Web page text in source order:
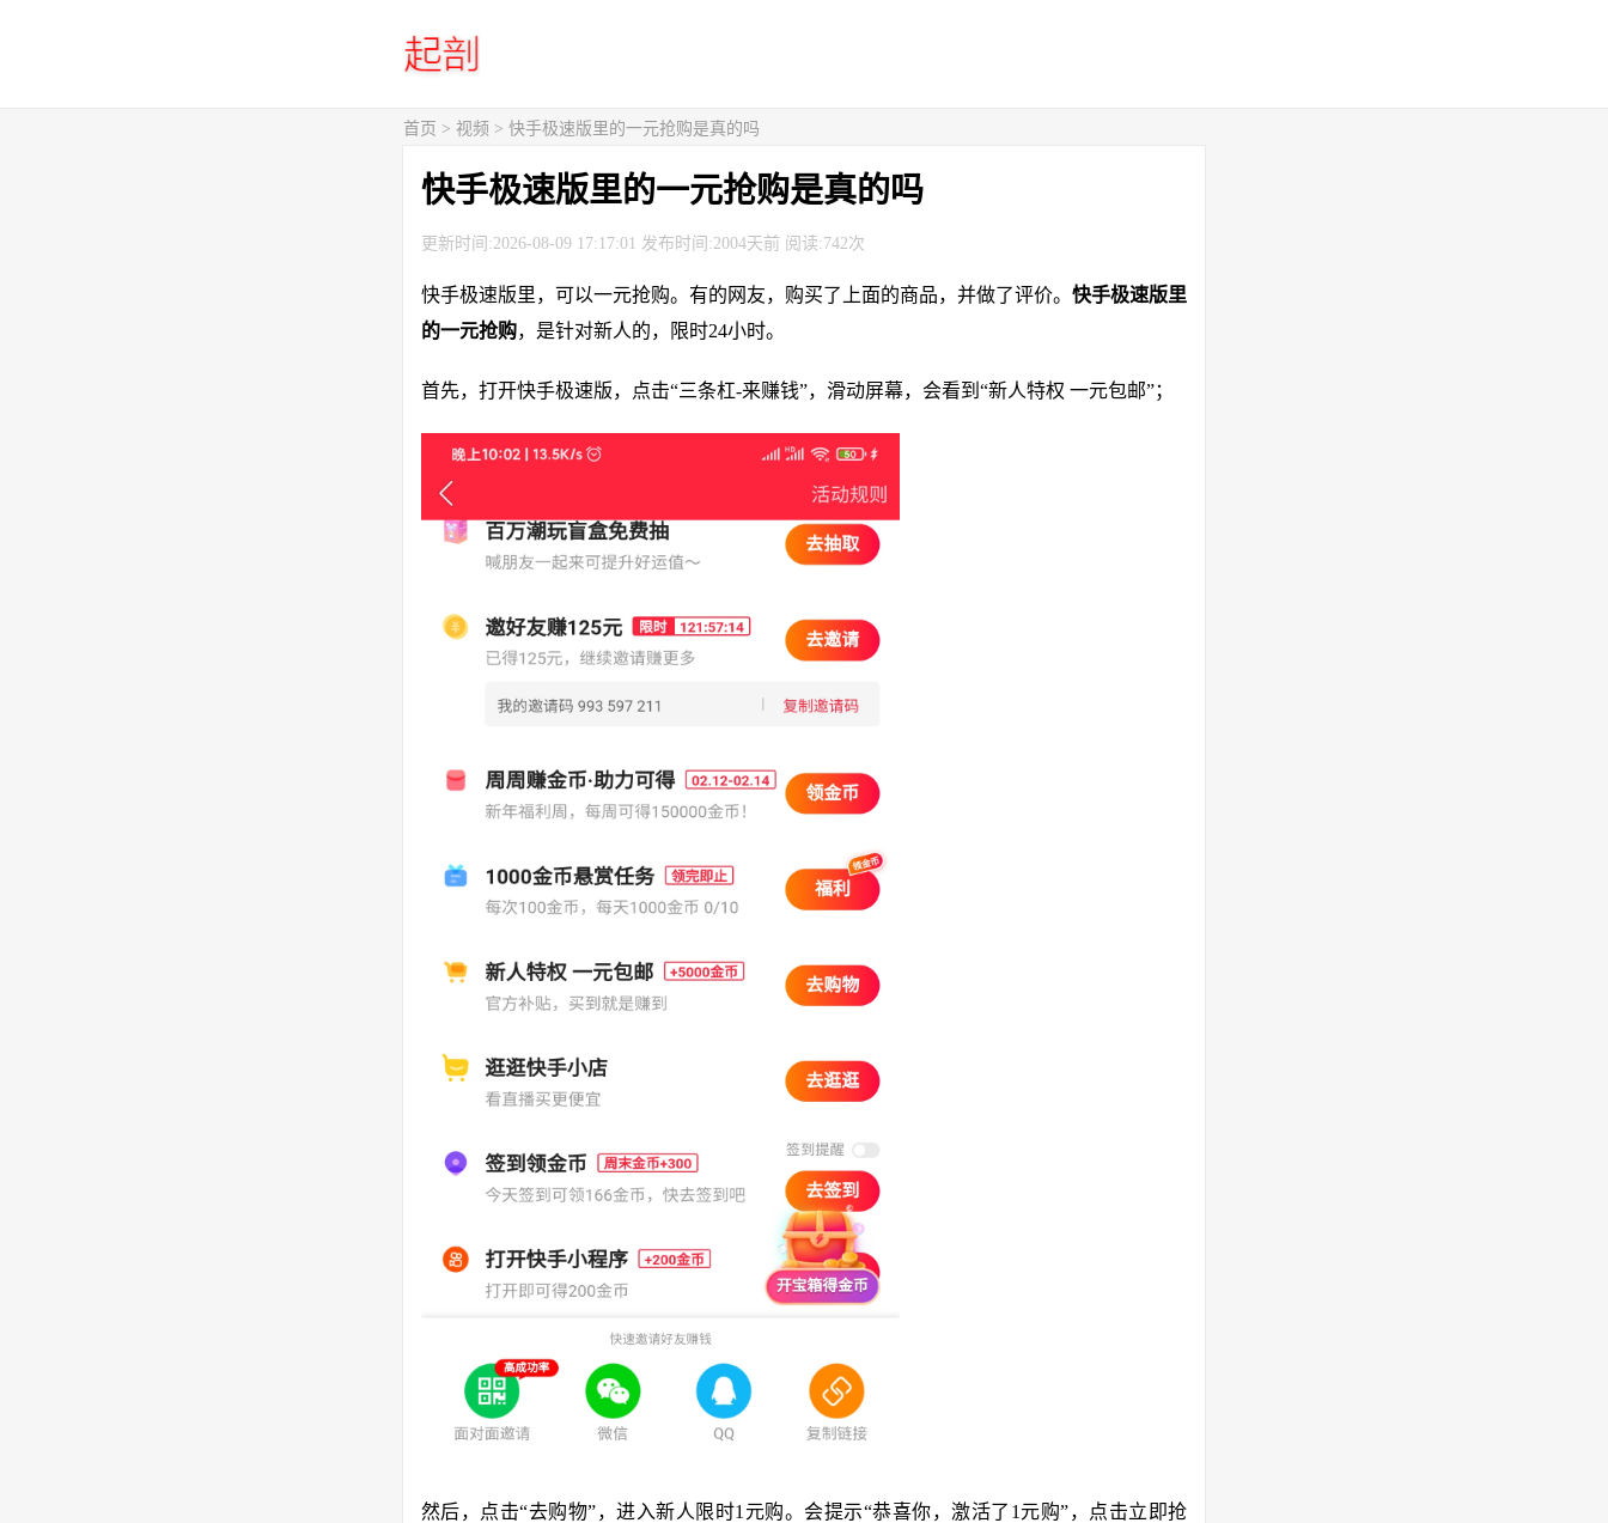
首页 > 视频 > 快手极速版里的一元抢购是真的吗
快手极速版里的一元抢购是真的吗
更新时间:2026-08-09 17:17:01 发布时间:2004天前 阅读:742次
快手极速版里，可以一元抢购。有的网友，购买了上面的商品，并做了评价。 快手极速版里
的一元抢购，是针对新人的，限时24小时。
首先，打开快手极速版，点击“三条杠-来赚钱”，滑动屏幕，会看到“新人特权 一元包邮”；
然后，点击“去购物”，进入新人限时1元购。会提示“恭喜你，激活了1元购”，点击立即抢